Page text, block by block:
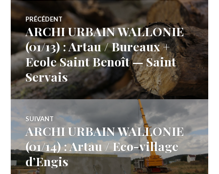
Navigation
de
l’article
PRÉCÉDENT
Article
précédent :
ARCHI URBAIN WALLONIE
(01/13) : Artau / Bureaux +
Ecole Saint Benoît — Saint
Servais
SUIVANT
Article
Suivant:
ARCHI URBAIN WALLONIE
(01/14) : Artau / Eco-village
d’Engis